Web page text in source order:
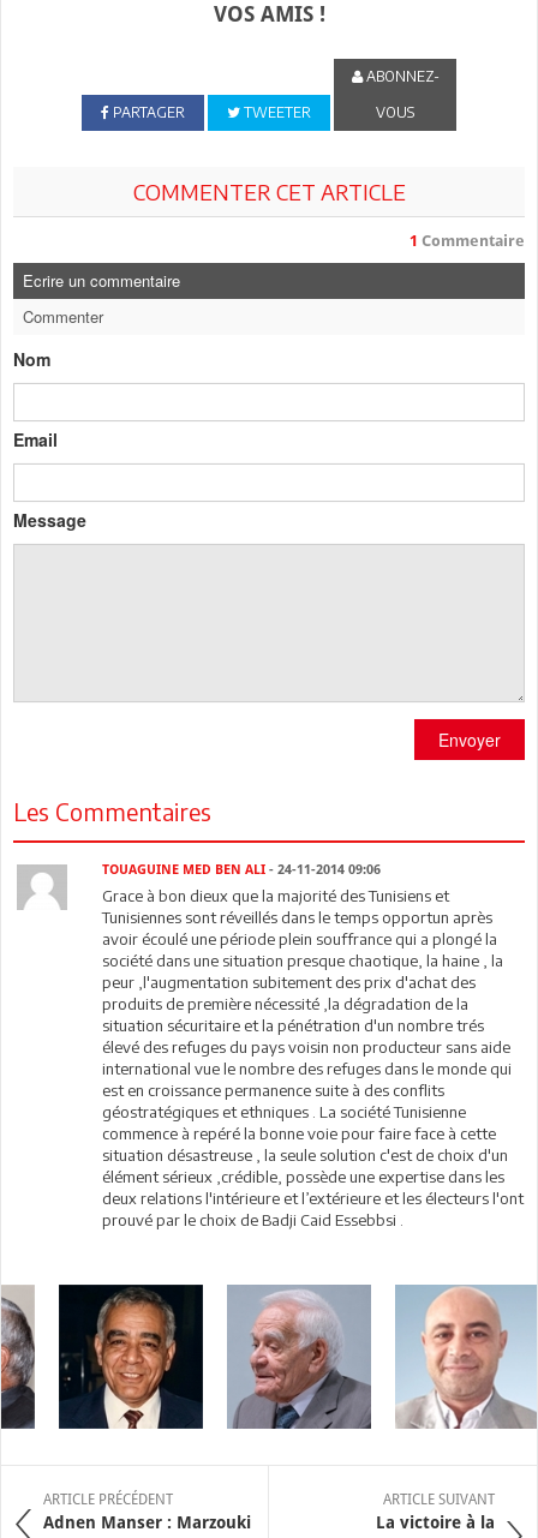
VOS AMIS !
PARTAGER TWEETER
ABONNEZ-
VOUS
COMMENTER CET ARTICLE
1 Commentaire
Ecrire un commentaire
Commenter
Nom
Email
Message
Envoyer
Les Commentaires
TOUAGUINE MED BEN ALI - 24-11-2014 09:06
Grace à bon dieux que la majorité des Tunisiens et
Tunisiennes sont réveillés dans le temps opportun après
avoir écoulé une période plein souffrance qui a plongé la
société dans une situation presque chaotique, la haine , la
peur ,l'augmentation subitement des prix d'achat des
produits de première nécessité ,la dégradation de la
situation sécuritaire et la pénétration d'un nombre trés
élevé des refuges du pays voisin non producteur sans aide
international vue le nombre des refuges dans le monde qui
est en croissance permanence suite à des conflits
géostratégiques et ethniques . La société Tunisienne
commence à repéré la bonne voie pour faire face à cette
situation désastreuse , la seule solution c'est de choix d'un
élément sérieux ,crédible, possède une expertise dans les
deux relations l'intérieure et l’extérieure et les électeurs l'ont
prouvé par le choix de Badji Caid Essebbsi .
ARTICLE PRÉCÉDENT
Adnen Manser : Marzouki
ARTICLE SUIVANT
La victoire à la